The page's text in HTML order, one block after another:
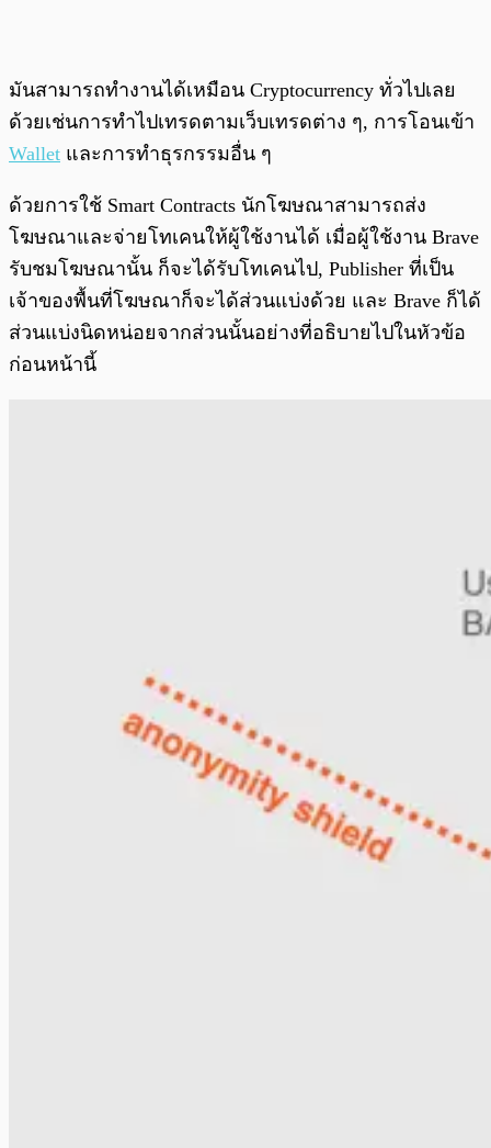
มันสามารถทำงานได้เหมือน Cryptocurrency ทั่วไปเลย
ด้วยเช่นการทำไปเทรดตามเว็บเทรดต่าง ๆ, การโอนเข้า
Wallet และการทำธุรกรรมอื่น ๆ
ด้วยการใช้ Smart Contracts นักโฆษณาสามารถส่ง
โฆษณาและจ่ายโทเคนให้ผู้ใช้งานได้ เมื่อผู้ใช้งาน Brave
รับชมโฆษณานั้น ก็จะได้รับโทเคนไป, Publisher ที่เป็น
เจ้าของพื้นที่โฆษณาก็จะได้ส่วนแบ่งด้วย และ Brave ก็ได้
ส่วนแบ่งนิดหน่อยจากส่วนนั้นอย่างที่อธิบายไปในหัวข้อ
ก่อนหน้านี้